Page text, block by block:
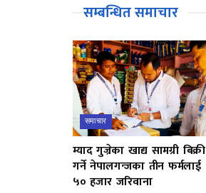
सम्बन्धित समाचार
समाचार
म्याद गुज्रेका खाद्य सामग्री बिक्री
गर्ने नेपालगन्जका तीन फर्मलाई
५० हजार जरिवाना